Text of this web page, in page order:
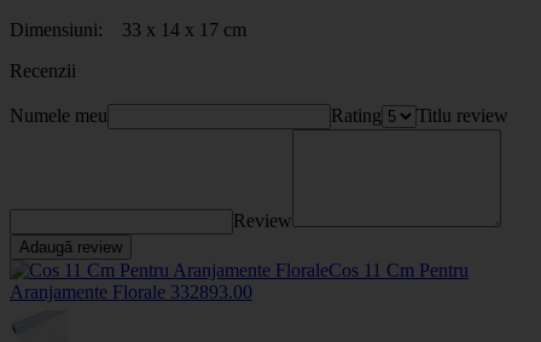
Dimensiuni: 33 x 14 x 17 cm
Recenzii
Numele meu Rating Titlu review
Review
Adaugă review
Cos 11 Cm Pentru
Aranjamente Florale 332893.00